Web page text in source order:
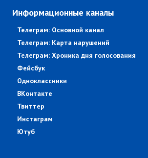
Информационные каналы
Телеграм: Основной канал
Телеграм: Карта нарушений
Телеграм: Хроника дня голосования
Фейсбук
Одноклассники
ВКонтакте
Твиттер
Инстаграм
Ютуб